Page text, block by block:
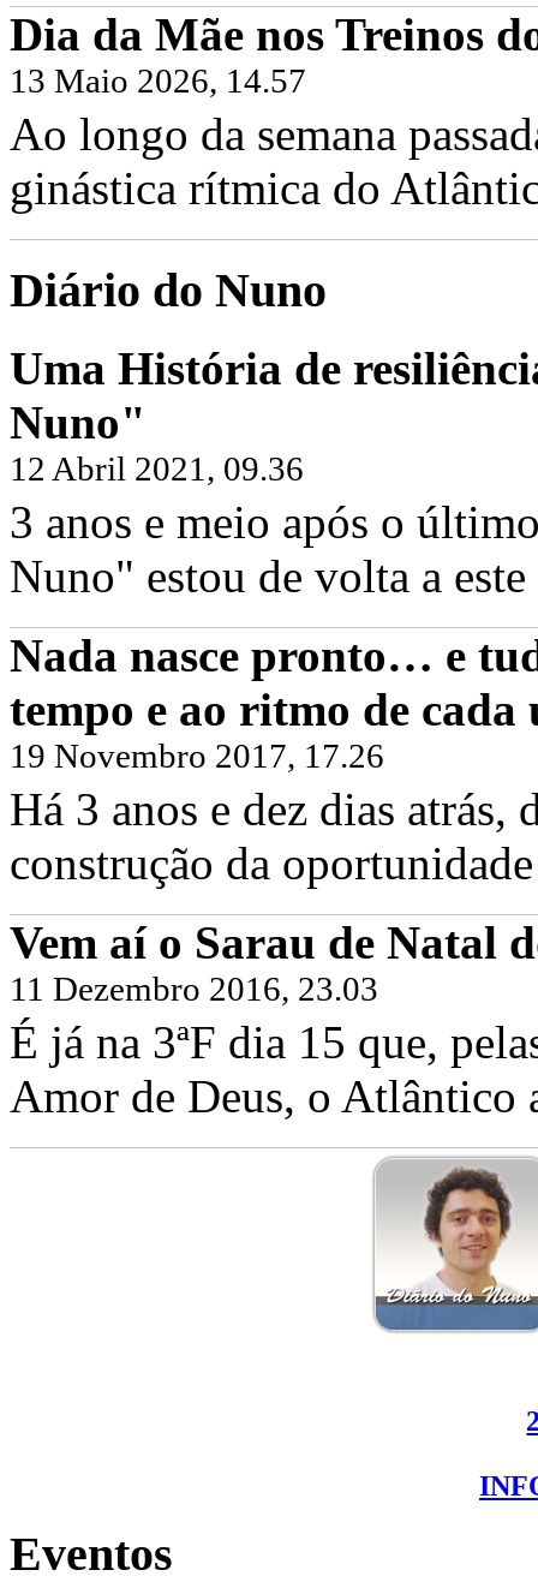
Dia da Mãe nos Treinos
13 Maio 2026, 14.57
Ao longo da semana
ginástica rítmica do
Diário do Nuno
Uma História de
Nuno"
12 Abril 2021, 09.36
3 anos e meio após o
Nuno" estou de volta a este
Nada nasce pronto… e
tempo e ao ritmo de cada
19 Novembro 2017, 17.26
Há 3 anos e dez dias atrás,
construção da
Vem aí o Sarau de Natal
11 Dezembro 2016, 23.03
É já na 3ªF dia 15 que,
Amor de Deus, o Atlântico
Eventos